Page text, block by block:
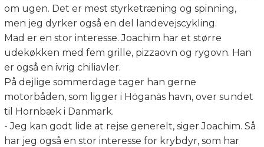
om ugen. Det er mest styrketræning og spinning,
men jeg dyrker også en del landevejscykling.
Mad er en stor interesse. Joachim har et større
udekøkken med fem grille, pizzaovn og rygovn. Han
er også en ivrig chiliavler.
På dejlige sommerdage tager han gerne
motorbåden, som ligger i Höganäs havn, over sundet
til Hornbæk i Danmark.
- Jeg kan godt lide at rejse generelt, siger Joachim. Så
har jeg også en stor interesse for krybdyr, som har